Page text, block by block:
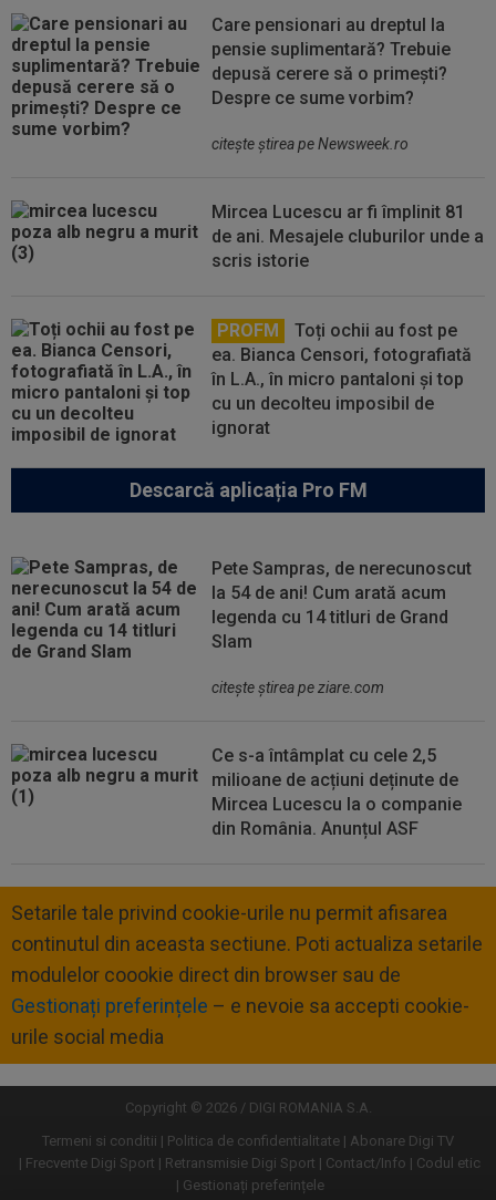
Care pensionari au dreptul la
pensie suplimentară? Trebuie
depusă cerere să o primești?
Despre ce sume vorbim?
citeşte ştirea pe Newsweek.ro
Mircea Lucescu ar fi împlinit 81
de ani. Mesajele cluburilor unde a
scris istorie
PROFM
Toți ochii au fost pe
ea. Bianca Censori, fotografiată
în L.A., în micro pantaloni și top
cu un decolteu imposibil de
ignorat
Descarcă aplicația Pro FM
Pete Sampras, de nerecunoscut
la 54 de ani! Cum arată acum
legenda cu 14 titluri de Grand
Slam
citeşte ştirea pe ziare.com
Ce s-a întâmplat cu cele 2,5
milioane de acțiuni deținute de
Mircea Lucescu la o companie
din România. Anunțul ASF
Setarile tale privind cookie-urile nu permit afisarea
continutul din aceasta sectiune. Poti actualiza setarile
modulelor coookie direct din browser sau de
Gestionați preferințele – e nevoie sa accepti cookie-
urile social media
Copyright © 2026 / DIGI ROMANIA S.A.
Termeni si conditii
Politica de confidentialitate
Abonare Digi TV
Frecvente Digi Sport
Retransmisie Digi Sport Contact/Info
Codul etic
Gestionați preferințele